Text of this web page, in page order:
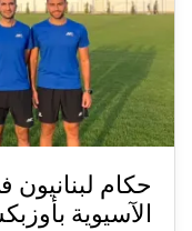
حكام
الآسيوية